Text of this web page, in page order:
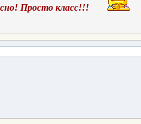
Просто класс!!!